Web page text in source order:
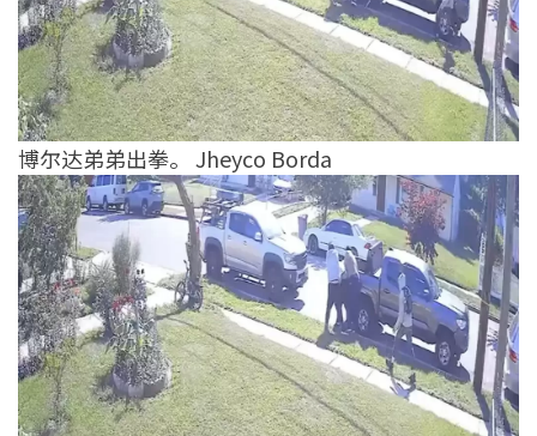
博尔达弟弟出拳。 Jheyco Borda